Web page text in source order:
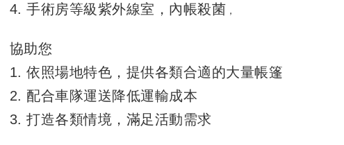
4. 手術房等級紫外線室，內帳殺菌 ，
協助您
1. 依照場地特色，提供各類合適的大量帳篷
2. 配合車隊運送降低運輸成本
3. 打造各類情境，滿足活動需求